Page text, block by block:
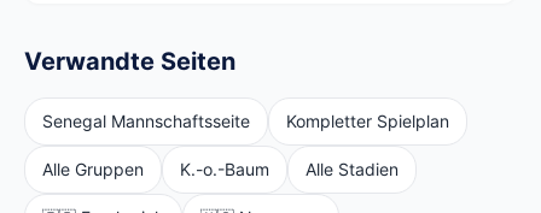
Verwandte Seiten
Senegal Mannschaftsseite Kompletter Spielplan
Alle Gruppen K.-o.-Baum Alle Stadien